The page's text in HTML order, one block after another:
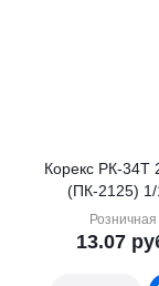
Корекс РК-34Т
(ПК-2125)
13.07